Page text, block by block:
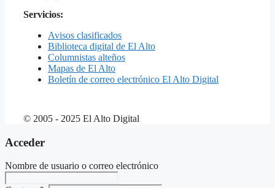
Servicios:
Avisos clasificados
Biblioteca digital de El Alto
Columnistas alteños
Mapas de El Alto
Boletín de correo electrónico El Alto Digital
© 2005 - 2025 El Alto Digital
Acceder
Nombre de usuario o correo electrónico